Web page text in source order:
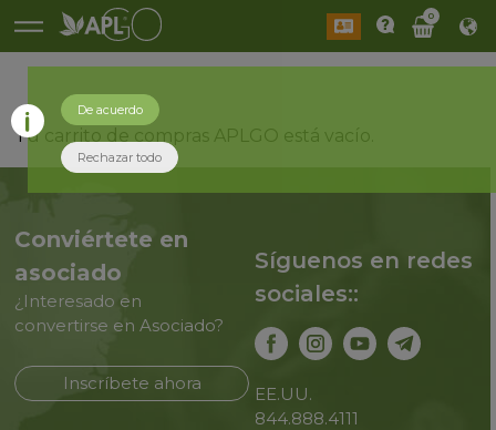
0
Tu carrito de compras APLGO está vacío.
Conviértete en
asociado
¿Interesado en
convertirse en Asociado?
Inscríbete ahora
Síguenos en redes
sociales::
EE.UU.
844.888.4111
De acuerdo
Rechazar todo